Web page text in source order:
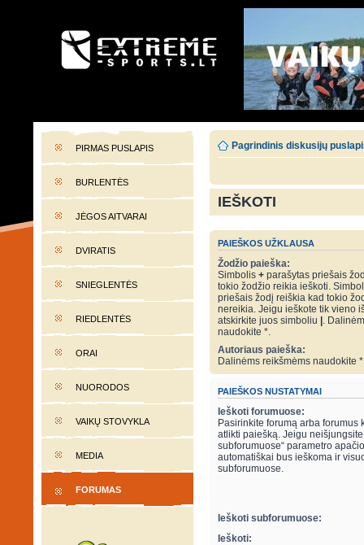
EXTREME-SPORTS.LT
PIRMAS PUSLAPIS
BURLENTĖS
JĖGOS AITVARAI
DVIRATIS
SNIEGLENTĖS
RIEDLENTĖS
ORAI
NUORODOS
VAIKŲ STOVYKLA
MEDIA
FORUMAS
Pagrindinis diskusijų
IEŠKOTI
PAIEŠKOS UŽKLAUSA
Žodžio paieška:
Simbolis + parašytas priešais
tokio žodžio reikia ieškoti.
priešais žodį reiškia kad tokio
nereikia. Jeigu ieškote tik vieno
atskirkite juos simboliu .
naudokite *.
Autoriaus paieška:
Dalinėms reikšmėms naudokite
PAIEŠKOS NUSTATYMAI
Ieškoti forumuose:
Pasirinkite forumą arba forumus
atlikti paiešką. Jeigu neišjungsite
subforumuose“ parametro
automatiškai bus ieškoma ir
subforumuose.
Ieškoti subforumuose:
Ieškoti: